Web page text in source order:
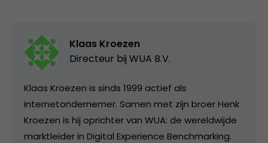
Klaas Kroezen
Directeur bij WUA B.V.
Klaas Kroezen is sinds 1999 actief als
internetondernemer. Samen met zijn broer Henk
Kroezen is hij oprichter van WUA: de wereldwijde
marktleider in Digital Experience Benchmarking.